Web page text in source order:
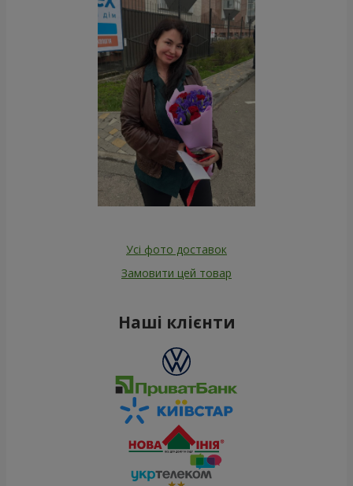
Усі фото доставок
Замовити цей товар
Наші клієнти